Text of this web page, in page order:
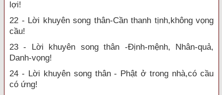
lợi!
22 - Lời khuyên song thân-Cần thanh tịnh,không vọng
cầu!
23 - Lời khuyên song thân -Định-mệnh, Nhân-quả,
Danh-vọng!
24 - Lời khuyên song thân - Phật ở trong nhà,có cầu
có ứng!